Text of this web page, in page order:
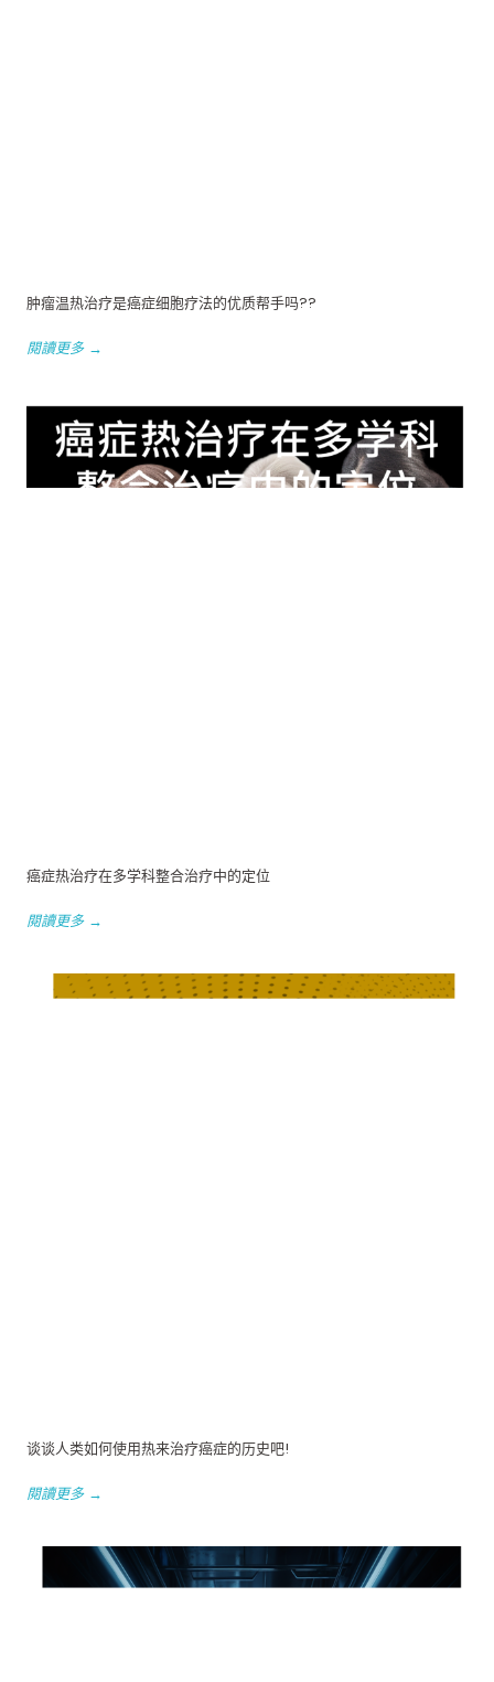
肿瘤温热治疗是癌症细胞疗法的优质帮手吗??
閱讀更多 →
癌症热治疗在多学科整合治疗中的定位
閱讀更多 →
谈谈人类如何使用热来治疗癌症的历史吧!
閱讀更多 →